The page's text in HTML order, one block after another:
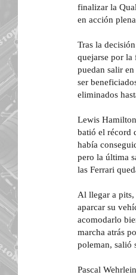
finalizar la
en acción
Tras la
quejarse por la
puedan salir
ser
eliminados
Lewis
batió el récord
había
pero la última
las Ferrari
Al llegar a
aparcar su
acomodarlo
marcha atrás
poleman, salió
Pascal